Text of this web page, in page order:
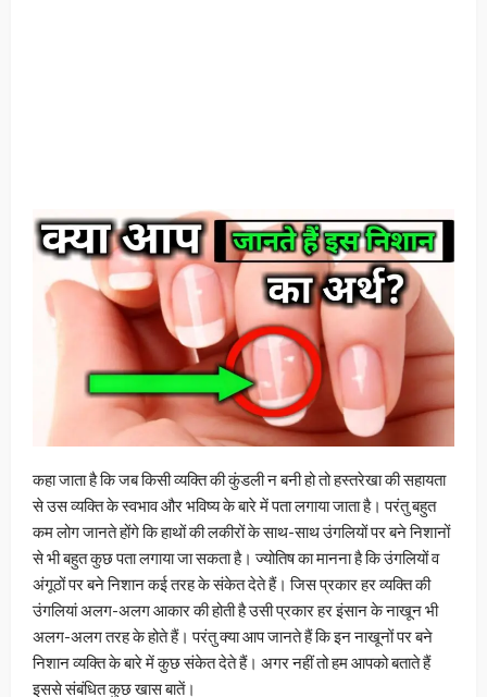
कहा जाता है कि जब किसी व्यक्ति की कुंडली न बनी हो तो हस्तरेखा की सहायता
से उस व्यक्ति के स्वभाव और भविष्य के बारे में पता लगाया जाता है। परंतु बहुत
कम लोग जानते होंगे कि हाथों की लकीरों के साथ-साथ उंगलियों पर बने निशानों
से भी बहुत कुछ पता लगाया जा सकता है। ज्योतिष का मानना है कि उंगलियों व
अंगूठों पर बने निशान कई तरह के संकेत देते हैं। जिस प्रकार हर व्यक्ति की
उंगलियां अलग-अलग आकार की होती है उसी प्रकार हर इंसान के नाखून भी
अलग-अलग तरह के होते हैं। परंतु क्या आप जानते हैं कि इन नाखूनों पर बने
निशान व्यक्ति के बारे में कुछ संकेत देते हैं। अगर नहीं तो हम आपको बताते हैं
इससे संबंधित कुछ खास बातें।